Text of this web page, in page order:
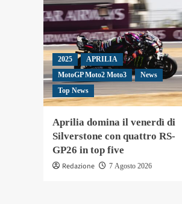
2025
APRILIA
MotoGP Moto2 Moto3
News
Top News
Aprilia domina il venerdì di
Silverstone con quattro RS-
GP26 in top five
Redazione 7 Agosto 2026